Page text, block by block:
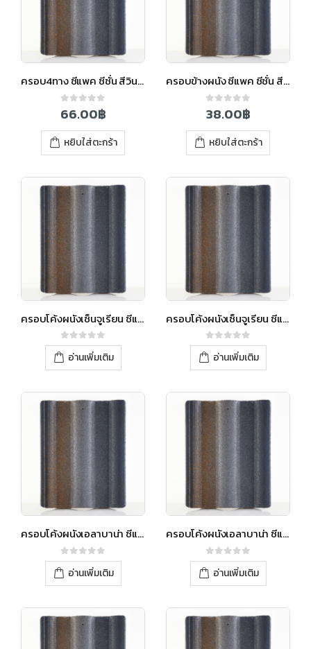
ครอบ4ทาง ซีแพค ซีซั่น สีวินเทอร์เกรย์
out of 5
66.00฿
หยิบใส่ตะกร้า
ครอบข้างผนัง ซีแพค ซีซั่น สีวินเทอร์เกรย์
out of 5
38.00฿
หยิบใส่ตะกร้า
ครอบโค้งผนังเซ็นจูเรียน ซีแพค ซีซั่น สีวินเทอร์เกรย์
0out of 5
อ่านเพิ่มเติม
ครอบโค้งผนังเซ็นจูเรียน ซีแพค ซีซั่น สีวินเทอร์เกรย์
0out of 5
อ่านเพิ่มเติม
ครอบโค้งผนังเอลาบาน่า ซีแพค ซีซั่น สีวินเทอร์เกรย์
0out of 5
อ่านเพิ่มเติม
ครอบโค้งผนังเอลาบาน่า ซีแพค ซีซั่น สีวินเทอร์เกรย์
0out of 5
อ่านเพิ่มเติม